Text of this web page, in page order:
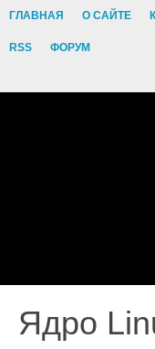
ГЛАВНАЯ О САЙТЕ
RSS ФОРУМ
Ядро